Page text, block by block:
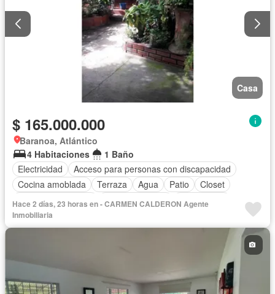
Casa
$ 165.000.000
Baranoa, Atlántico
4 Habitaciones
1 Baño
Electricidad
Acceso para personas con discapacidad
Cocina amoblada
Terraza Agua Patio
Closet
Jardín en la azotea
Tanque de agua Sin amoblar
Hace 2 días, 23 horas en - CARMEN CALDERON Agente
Inmobiliaria